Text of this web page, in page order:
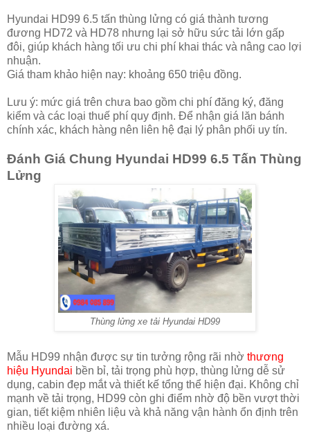
Hyundai HD99 6.5 tấn thùng lửng có giá thành tương
đương HD72 và HD78 nhưng lại sở hữu sức tải lớn gấp
đôi, giúp khách hàng tối ưu chi phí khai thác và nâng cao lợi
nhuận.
Giá tham khảo hiện nay: khoảng 650 triệu đồng.
Lưu ý: mức giá trên chưa bao gồm chi phí đăng ký, đăng
kiểm và các loại thuế phí quy định. Để nhận giá lăn bánh
chính xác, khách hàng nên liên hệ đại lý phân phối uy tín.
Đánh Giá Chung Hyundai HD99 6.5 Tấn Thùng
Lửng
Thùng lửng xe tải Hyundai HD99
Mẫu HD99 nhận được sự tin tưởng rộng rãi nhờ thương
hiệu Hyundai bền bỉ, tải trọng phù hợp, thùng lửng dễ sử
dụng, cabin đẹp mắt và thiết kế tổng thể hiện đại. Không chỉ
mạnh về tải trọng, HD99 còn ghi điểm nhờ độ bền vượt thời
gian, tiết kiệm nhiên liệu và khả năng vận hành ổn định trên
nhiều loại đường xá.